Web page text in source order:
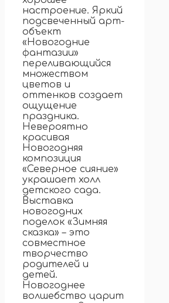
настроение. Яркий
подсвеченный арт-
объект
«Новогодние
фантазии»
переливающийся
множеством
цветов и
оттенков создает
ощущение
праздника.
Невероятно
красивая
Новогодняя
композиция
«Северное сияние»
украшает холл
детского сада.
Выставка
новогодних
поделок «Зимняя
сказка» – это
совместное
творчество
родителей и
детей.
Новогоднее
волшебство царит